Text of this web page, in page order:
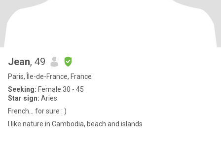
Jean, 49
Paris, Île-de-France, France
Seeking: Female 30 - 45
Star sign: Aries
French… for sure : )
I like nature in Cambodia, beach and islands